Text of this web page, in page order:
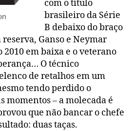
com o título
brasileiro da Série
B debaixo do braço
reserva, Ganso e Neymar
em baixa e o veterano
O técnico
de retalhos em um
tendo perdido o
momentos – a molecada é
que não bancar o chefe
duas taças.